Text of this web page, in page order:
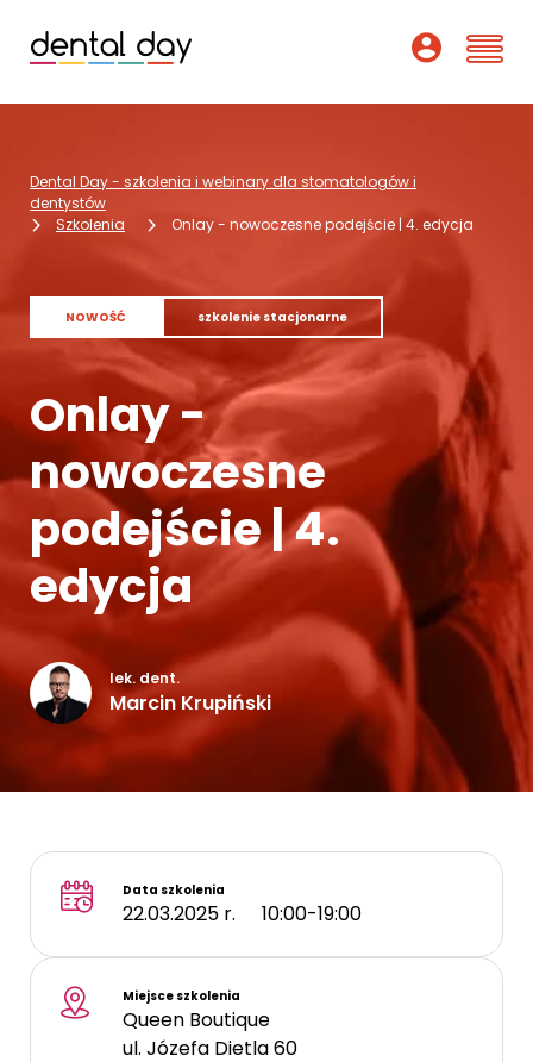
Webinary
O nas
Dofinansowania
Podcast
Pomoc
Kontakt
Dental Day - szkolenia i webinary dla stomatologów i
dentystów
Szkolenia
Onlay - nowoczesne podejście | 4. edycja
NOWOŚĆ szkolenie stacjonarne
Onlay -
nowoczesne
podejście | 4.
edycja
lek. dent.
Marcin Krupiński
Data szkolenia
22.03.2025 r. 10:00-19:00
Miejsce szkolenia
Queen Boutique
ul. Józefa Dietla 60